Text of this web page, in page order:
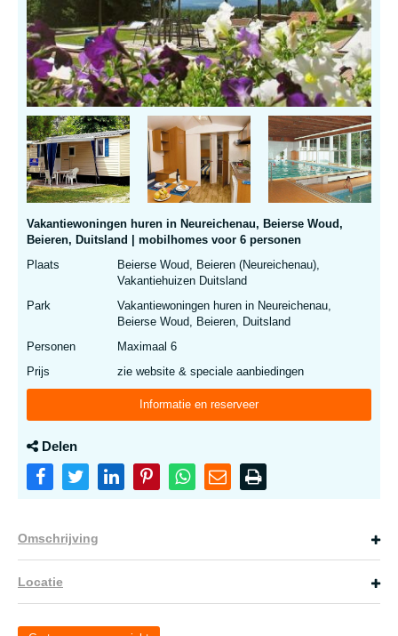
Vakantiewoningen huren in Neureichenau, Beierse Woud,
Beieren, Duitsland | mobilhomes voor 6 personen
Plaats
Beierse Woud, Beieren (Neureichenau),
Vakantiehuizen Duitsland
Park
Vakantiewoningen huren in Neureichenau,
Beierse Woud, Beieren, Duitsland
Personen
Maximaal 6
Prijs
zie website & speciale aanbiedingen
Informatie en reserveer
Delen
Omschrijving
Locatie